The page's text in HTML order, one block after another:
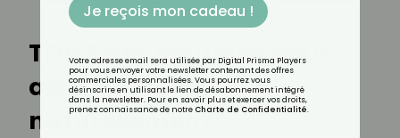
TOP 5 des légumes pour
aller à la selle
naturellement
Je reçois mon cadeau !
Votre adresse email sera utilisée par Digital Prisma Players
pour vous envoyer votre newsletter contenant des offres
commerciales personnalisées. Vous pourrez vous
désinscrire en utilisant le lien de désabonnement intégré
dans la newsletter. Pour en savoir plus et exercer vos droits,
prenez connaissance de notre Charte de Confidentialité.